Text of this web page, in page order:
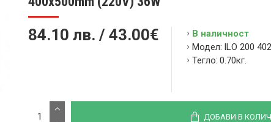
84.10 лв. / 43.00€
В наличност
Модел: ILO 200
Тегло: 0.70кг.
ДОБАВИ В